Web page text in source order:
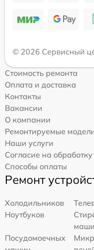
© 2026 Сервисный
Стоимость ремонта
Оплата и доставка
Контакты
Вакансии
О компании
Ремонтируемые
Наши услуги
Согласие на
Способы оплаты
Ремонт
Холодильников
Ноутбуков
Посудомоечных